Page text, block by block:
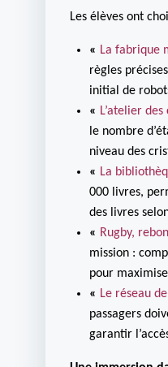
Les élèves ont
« La fabrique
règles
initial de
« L’atelier
le nombre
niveau des
« La
000 livres,
des livres
« Rugby,
mission :
pour
« Le réseau
passagers
garantir